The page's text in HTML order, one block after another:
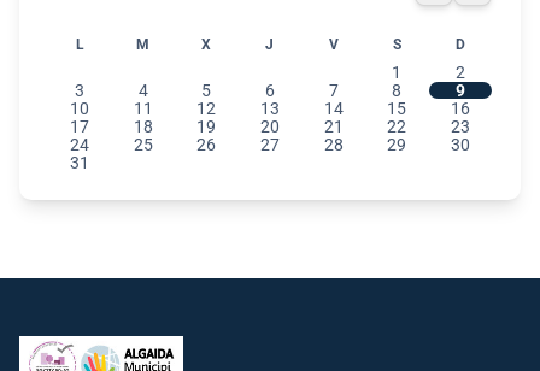
L M X J V S D
1
2
3
4 5 6 7 8
9
10
11 12 13 14 15
16
17
18 19 20 21 22
23
24
25 26 27 28 29
30
31